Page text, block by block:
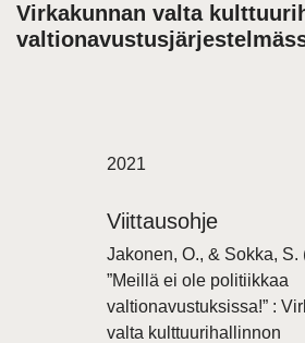
Virkakunnan valta
2021
Viittausohje
Jakonen, O., & Sokka, S.
”Meillä ei ole politiikkaa
valtionavustuksissa!” :
valta kulttuurihallinnon